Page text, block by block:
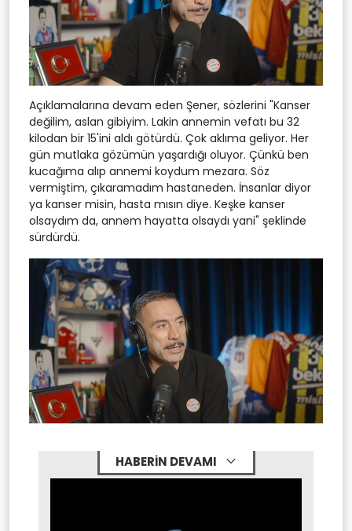
Açıklamalarına devam eden Şener, sözlerini "Kanser
değilim, aslan gibiyim. Lakin annemin vefatı bu 32
kilodan bir 15'ini aldı götürdü. Çok aklıma geliyor. Her
gün mutlaka gözümün yaşardığı oluyor. Çünkü ben
kucağıma alıp annemi koydum mezara. Söz
vermiştim, çıkaramadım hastaneden. İnsanlar diyor
ya kanser misin, hasta mısın diye. Keşke kanser
olsaydım da, annem hayatta olsaydı yani" şeklinde
sürdürdü.
HABERİN DEVAMI